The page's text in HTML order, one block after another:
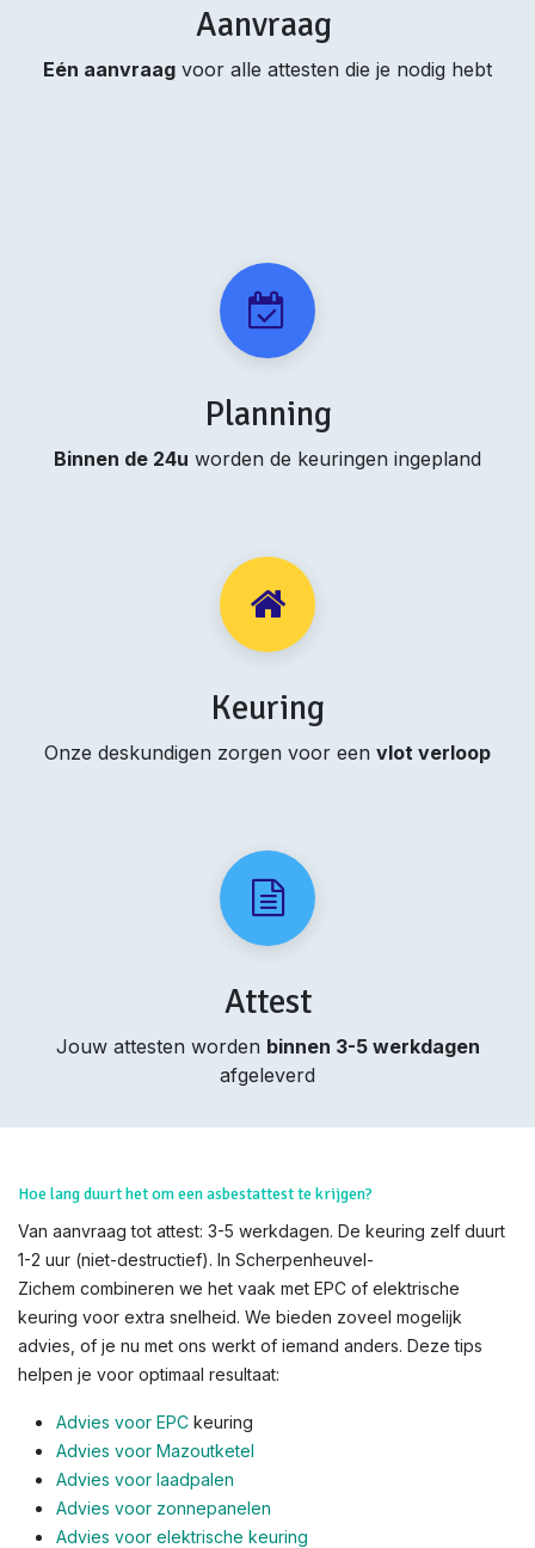
Aanvraag
Eén aanvraag voor alle attesten die je nodig hebt
Planning
Binnen de 24u worden de keuringen ingepland
Keuring
Onze deskundigen zorgen voor een vlot verloop
Attest
Jouw attesten worden binnen 3-5 werkdagen
afgeleverd
Hoe lang duurt het om een asbestattest te krijgen?
Van aanvraag tot attest: 3-5 werkdagen. De keuring zelf duurt
1-2 uur (niet-destructief). In Scherpenheuvel-
Zichem combineren we het vaak met EPC of elektrische
keuring voor extra snelheid. We bieden zoveel mogelijk
advies, of je nu met ons werkt of iemand anders. Deze tips
helpen je voor optimaal resultaat:
Advies voor EPC keuring
Advies voor Mazoutketel
Advies voor laadpalen
Advies voor zonnepanelen
Advies voor elektrische keuring